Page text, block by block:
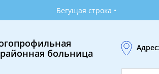
Бегущая строка •
больница
Адрес: